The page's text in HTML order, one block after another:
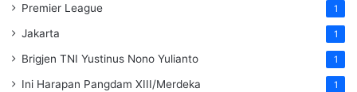
Premier League 1
Jakarta 1
Brigjen TNI Yustinus Nono Yulianto 1
Ini Harapan Pangdam XIII/Merdeka 1